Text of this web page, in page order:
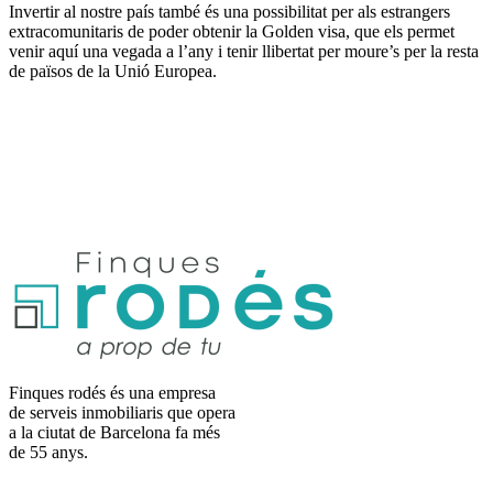
Invertir al nostre país també és una possibilitat per als estrangers
extracomunitaris de poder obtenir la Golden visa, que els permet
venir aquí una vegada a l’any i tenir llibertat per moure’s per la resta
de països de la Unió Europea.
Finques rodés és una empresa
de serveis inmobiliaris que opera
a la ciutat de Barcelona fa més
de 55 anys.